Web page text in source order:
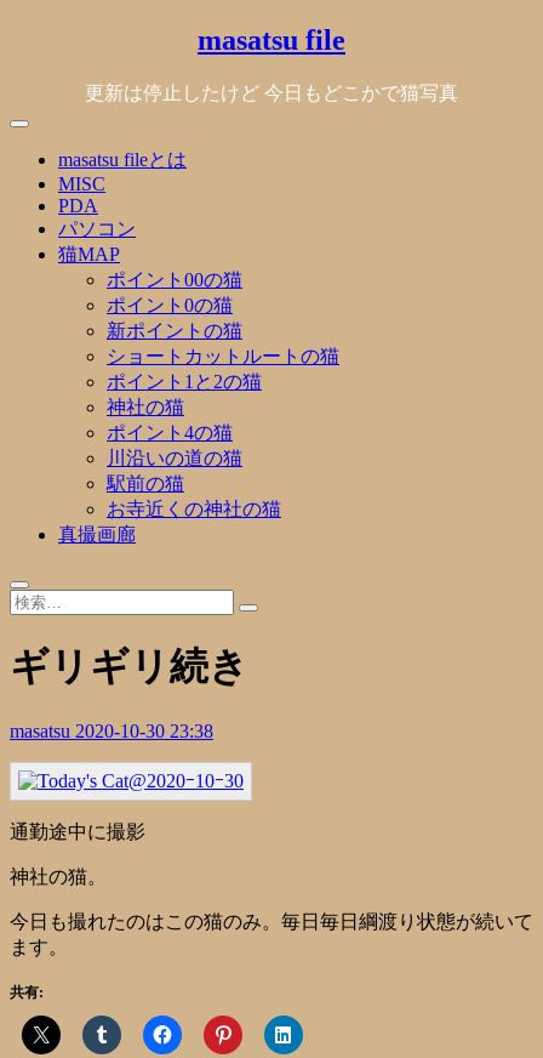
masatsu file
更新は停止したけど 今日もどこかで猫写真
masatsu fileとは
MISC
PDA
パソコン
猫MAP
ポイント00の猫
ポイント0の猫
新ポイントの猫
ショートカットルートの猫
ポイント1と2の猫
神社の猫
ポイント4の猫
川沿いの道の猫
駅前の猫
お寺近くの神社の猫
真撮画廊
ギリギリ続き
masatsu 2020-10-30 23:38
通勤途中に撮影
神社の猫。
今日も撮れたのはこの猫のみ。毎日毎日綱渡り状態が続いて
ます。
共有: